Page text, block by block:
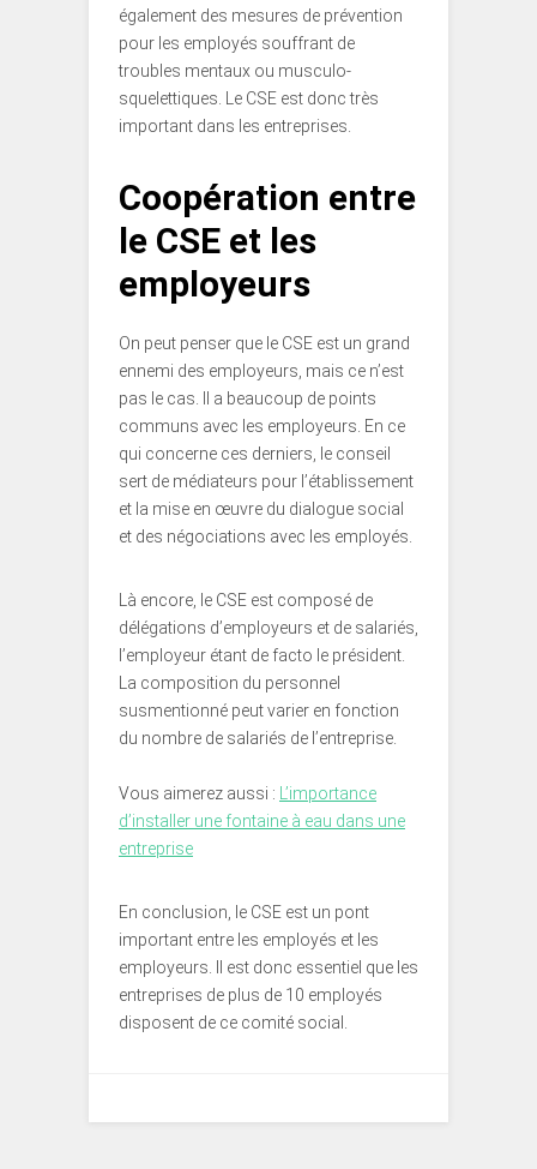
également des mesures de prévention
pour les employés souffrant de
troubles mentaux ou musculo-
squelettiques. Le CSE est donc très
important dans les entreprises.
Coopération entre
le CSE et les
employeurs
On peut penser que le CSE est un grand
ennemi des employeurs, mais ce n’est
pas le cas. Il a beaucoup de points
communs avec les employeurs. En ce
qui concerne ces derniers, le conseil
sert de médiateurs pour l’établissement
et la mise en œuvre du dialogue social
et des négociations avec les employés.
Là encore, le CSE est composé de
délégations d’employeurs et de salariés,
l’employeur étant de facto le président.
La composition du personnel
susmentionné peut varier en fonction
du nombre de salariés de l’entreprise.
Vous aimerez aussi : L’importance
d’installer une fontaine à eau dans une
entreprise
En conclusion, le CSE est un pont
important entre les employés et les
employeurs. Il est donc essentiel que les
entreprises de plus de 10 employés
disposent de ce comité social.